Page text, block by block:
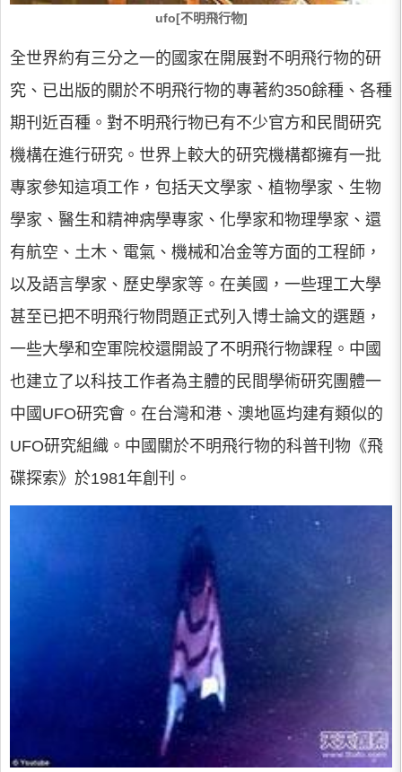
ufo[不明飛行物]
全世界約有三分之一的國家在開展對不明飛行物的研
究、已出版的關於不明飛行物的專著約350餘種、各種
期刊近百種。對不明飛行物已有不少官方和民間研究
機構在進行研究。世界上較大的研究機構都擁有一批
專家參知這項工作，包括天文學家、植物學家、生物
學家、醫生和精神病學專家、化學家和物理學家、還
有航空、土木、電氣、機械和冶金等方面的工程師，
以及語言學家、歷史學家等。在美國，一些理工大學
甚至已把不明飛行物問題正式列入博士論文的選題，
一些大學和空軍院校還開設了不明飛行物課程。中國
也建立了以科技工作者為主體的民間學術研究團體一
中國UFO研究會。在台灣和港、澳地區均建有類似的
UFO研究組織。中國關於不明飛行物的科普刊物《飛
碟探索》於1981年創刊。